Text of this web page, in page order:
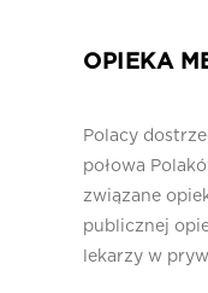
OPIEKA
Polacy
połowa
związane
publicznej
lekarzy w